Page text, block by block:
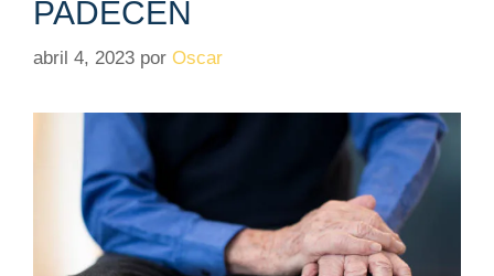
PADECEN
abril 4, 2023 por Oscar